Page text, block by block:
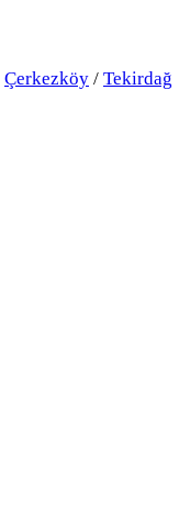
Çerkezköy / Tekirdağ